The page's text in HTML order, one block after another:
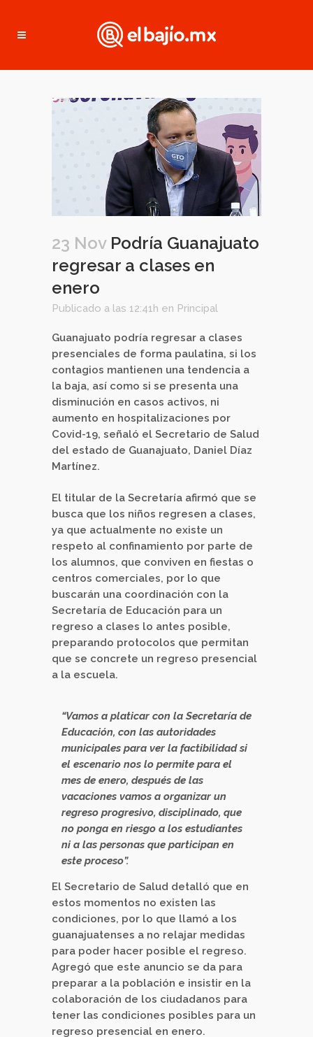
23 NovPodría Guanajuato
regresar a clases en
enero
Publicado a las 12:41h en Principal
Guanajuato podría regresar a clases
presenciales de forma paulatina, si los
contagios mantienen una tendencia a
la baja, así como si se presenta una
disminución en casos activos, ni
aumento en hospitalizaciones por
Covid-19, señaló el Secretario de Salud
del estado de Guanajuato, Daniel Díaz
Martínez.
El titular de la Secretaría afirmó que se
busca que los niños regresen a clases,
ya que actualmente no existe un
respeto al confinamiento por parte de
los alumnos, que conviven en fiestas o
centros comerciales, por lo que
buscarán una coordinación con la
Secretaría de Educación para un
regreso a clases lo antes posible,
preparando protocolos que permitan
que se concrete un regreso presencial
a la escuela.
“Vamos a platicar con la Secretaría de
Educación, con las autoridades
municipales para ver la factibilidad si
el escenario nos lo permite para el
mes de enero, después de las
vacaciones vamos a organizar un
regreso progresivo, disciplinado, que
no ponga en riesgo a los estudiantes
ni a las personas que participan en
este proceso”.
El Secretario de Salud detalló que en
estos momentos no existen las
condiciones, por lo que llamó a los
guanajuatenses a no relajar medidas
para poder hacer posible el regreso.
Agregó que este anuncio se da para
preparar a la población e insistir en la
colaboración de los ciudadanos para
tener las condiciones posibles para un
regreso presencial en enero.